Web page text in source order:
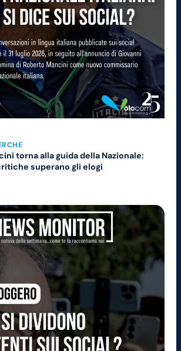
torna alla guida della Nazionale:
superano gli elogi